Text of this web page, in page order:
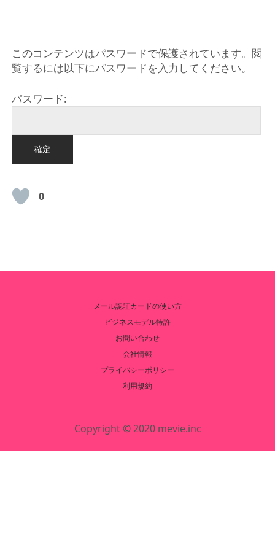
このコンテンツはパスワードで保護されています。閲
覧するには以下にパスワードを入力してください。
パスワード:
0
メール認証カードの使い方
ビジネスモデル特許
お問い合わせ
会社情報
プライバシーポリシー
利用規約
Copyright © 2020 mevie.inc